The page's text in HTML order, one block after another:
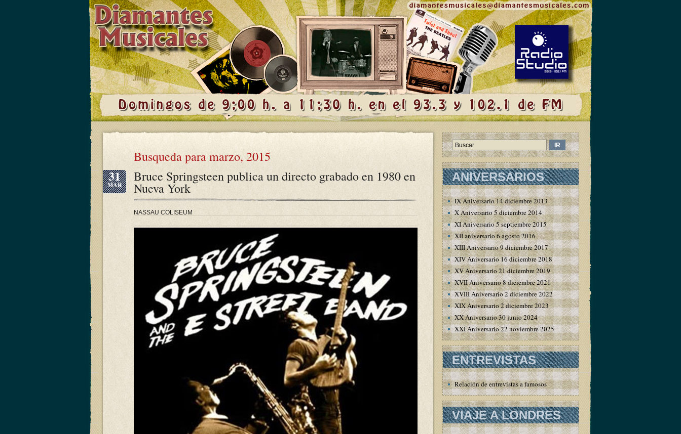
Busqueda para marzo, 2015
31
MAR
Bruce Springsteen publica un directo grabado en 1980 en
Nueva York
NASSAU COLISEUM
ANIVERSARIOS
IX Aniversario 14 diciembre 2013
X Aniversario 5 diciembre 2014
XI Aniversario 5 septiembre 2015
XII aniversario 6 agosto 2016
XIII Aniversario 9 diciembre 2017
XIV Aniversario 16 diciembre 2018
XV Aniversario 21 diciembre 2019
XVII Aniversario 8 diciembre 2021
XVIII Aniversario 2 diciembre 2022
XIX Aniversario 2 diciembre 2023
XX Aniversario 30 junio 2024
XXI Aniversario 22 noviembre 2025
ENTREVISTAS
Relación de entrevistas a famosos
VIAJE A LONDRES